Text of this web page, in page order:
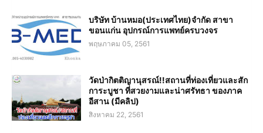
บริษัท บ้านหมอ(ประเทศไทย)จำกัด สาขา
ขอนแก่น อุปกรณ์การแพทย์ครบวงจร
พฤษภาคม 05, 2561
วัดป่ากิตติญานุสรณ์!!สถานที่ท่องเที่ยวและสัก
การะบูชา ที่สวยงามและน่าศรัทธา ของภาค
อีสาน (มีคลิป)
สิงหาคม 22, 2561